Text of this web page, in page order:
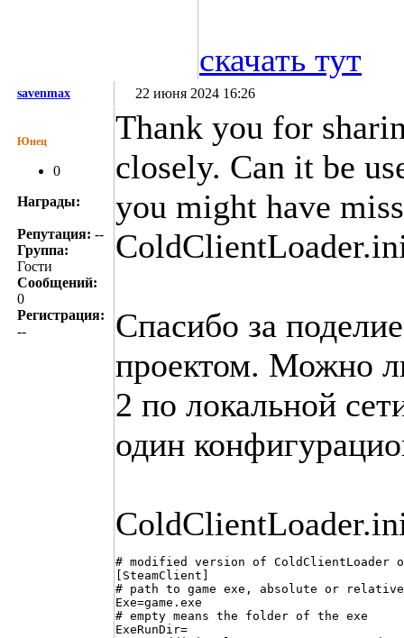
скачать тут
savenmax 22 июня 2024 16:26
Юнец
0
Награды:
Репутация: --
Группа:
Гости
Сообщений:
0
Регистрация:
--
Thank you for
closely. Can it be
you might have
Спасибо за
проектом. Можно
2 по локальной
один
# modified version of ColdClientLoader
[SteamClient]
# path to game exe, absolute or
Exe=game.exe
# empty means the folder of the exe
ExeRunDir=